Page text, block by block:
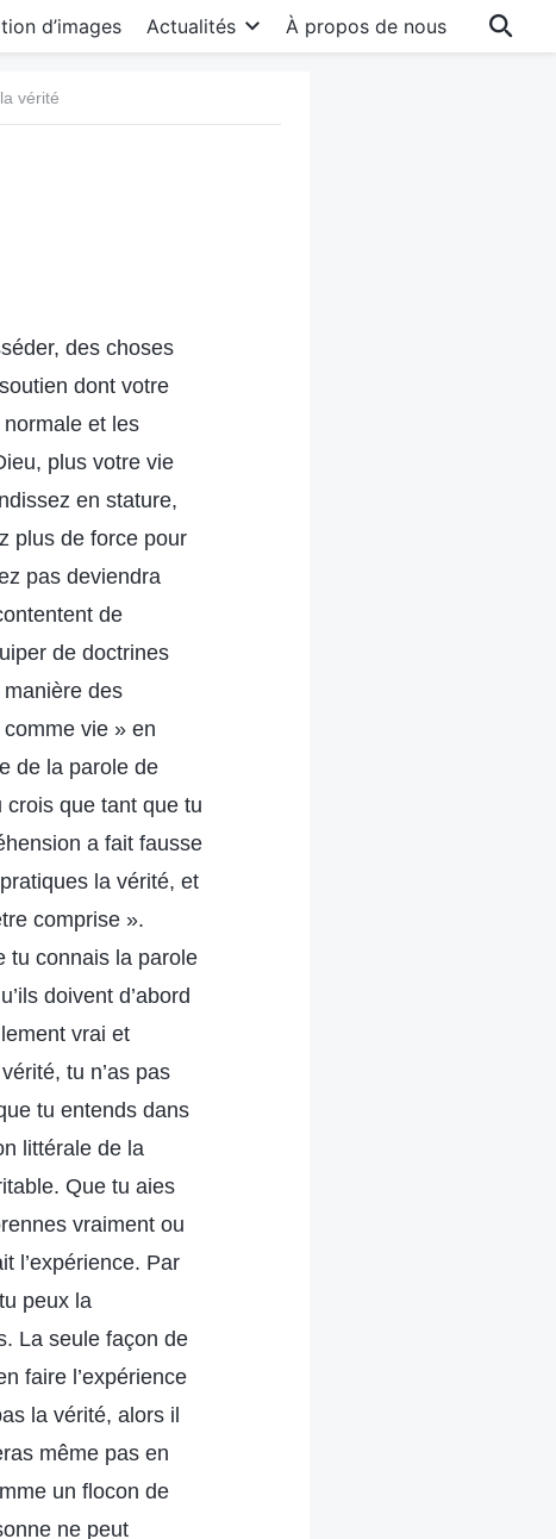
d’images Actualités À propos de nous
vérité
des choses
dont votre
et les
plus votre vie
en stature,
plus de force pour
pas deviendra
de
de doctrines
manière des
vie » en
de la parole de
que tant que tu
a fait fausse
la vérité, et
comprise ».
tu connais la parole
doivent d’abord
vrai et
tu n’as pas
tu entends dans
littérale de la
Que tu aies
vraiment ou
l’expérience. Par
peux la
La seule façon de
faire l’expérience
la vérité, alors il
même pas en
un flocon de
ne peut